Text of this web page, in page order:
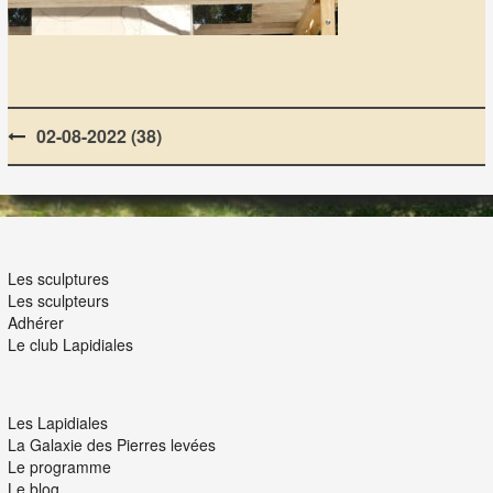
Post
navigation
02-08-2022 (38)
Les sculptures
Les sculpteurs
Adhérer
Le club Lapidiales
Les Lapidiales
La Galaxie des Pierres levées
Le programme
Le blog